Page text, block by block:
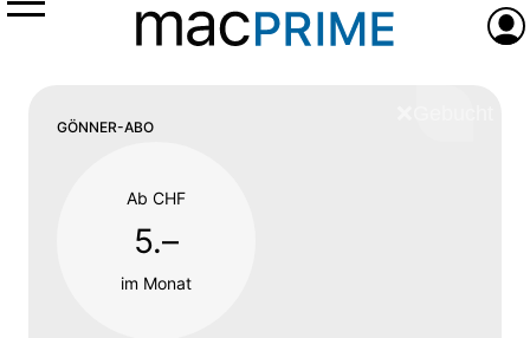
Menü
GÖNNER-ABO
Ab CHF
5.–
im Monat